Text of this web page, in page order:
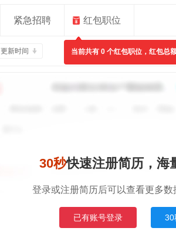
紧急招聘 红包职位
当前共有 0 个红包职位，红包总
更新时间
30秒快速注册简历，海
登录或注册简历后可以查看更多数
已有账号登录 30